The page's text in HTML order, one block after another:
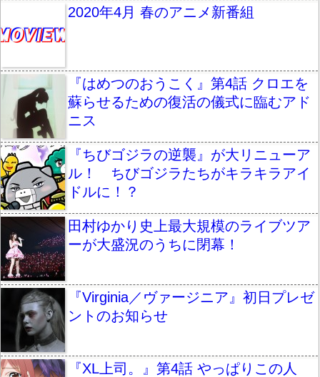
2020年4月 春のアニメ新番組
『はめつのおうこく』第4話 クロエを
蘇らせるための復活の儀式に臨むアド
ニス
『ちびゴジラの逆襲』が大リニューア
ル！ ちびゴジラたちがキラキラアイ
ドルに！？
田村ゆかり史上最大規模のライブツア
ーが大盛況のうちに閉幕！
『Virginia／ヴァージニア』初日プレゼ
ントのお知らせ
『XL上司。』第4話 やっぱりこの人